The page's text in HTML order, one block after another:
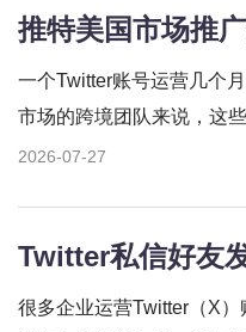
一个Twitter账号运营几个
市场的跨境团队来说，这些
2026-07-27
Twitter私信好友
很多企业运营Twitter（X